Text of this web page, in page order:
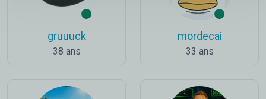
gruuuck
38 ans
mordecai
33 ans